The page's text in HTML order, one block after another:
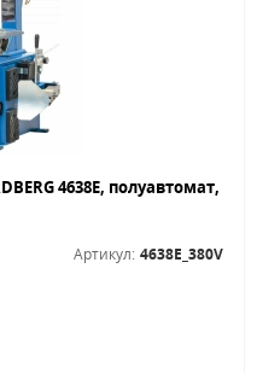
Артикул: 4638E_380V